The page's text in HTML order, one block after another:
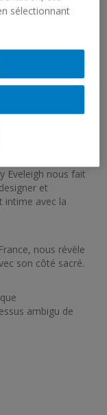
au 14
sculpture-
Eveleigh nous fait
et
intime avec la
nous révèle
son côté sacré.
ambigu de
sélectionnant